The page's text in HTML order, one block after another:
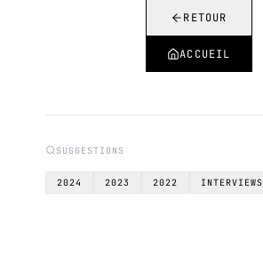
RETOUR
ACCUEIL
SUGGESTIONS
2024 2023 2022 INTERVIEWS